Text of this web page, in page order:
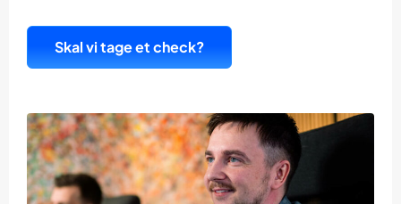
Skal vi tage et check?